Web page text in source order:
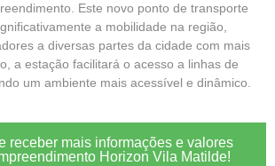
Este novo ponto de transporte
a mobilidade na região,
a diversas partes da cidade com mais
a estação facilitará o acesso a linhas de
um ambiente mais acessível e dinâmico.
receber mais informações e valores
Horizon Vila Matilde!